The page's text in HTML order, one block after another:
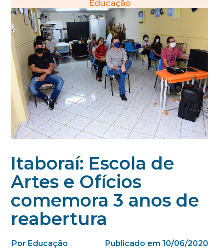
Educação
Itaboraí: Escola de
Artes e Ofícios
comemora 3 anos de
reabertura
Por Educação Publicado em 10/06/2020